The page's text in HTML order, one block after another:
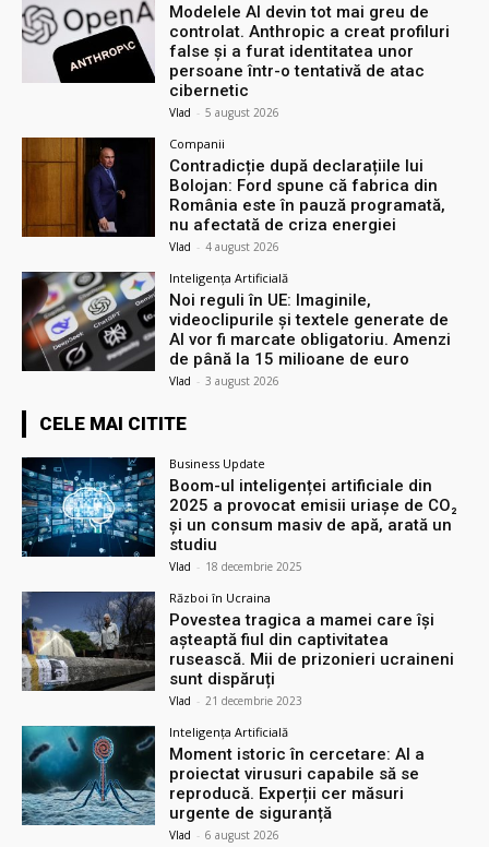
Modelele AI devin tot mai greu de
controlat. Anthropic a creat profiluri
false și a furat identitatea unor
persoane într-o tentativă de atac
cibernetic
Vlad - 5 august 2026
Companii
Contradicție după declarațiile lui
Bolojan: Ford spune că fabrica din
România este în pauză programată,
nu afectată de criza energiei
Vlad - 4 august 2026
Inteligența Artificială
Noi reguli în UE: Imaginile,
videoclipurile și textele generate de
AI vor fi marcate obligatoriu. Amenzi
de până la 15 milioane de euro
Vlad - 3 august 2026
CELE MAI CITITE
Business Update
Boom-ul inteligenței artificiale din
2025 a provocat emisii uriașe de CO₂
și un consum masiv de apă, arată un
studiu
Vlad - 18 decembrie 2025
Război în Ucraina
Povestea tragica a mamei care își
așteaptă fiul din captivitatea
rusească. Mii de prizonieri ucraineni
sunt dispăruți
Vlad - 21 decembrie 2023
Inteligența Artificială
Moment istoric în cercetare: AI a
proiectat virusuri capabile să se
reproducă. Experții cer măsuri
urgente de siguranță
Vlad - 6 august 2026